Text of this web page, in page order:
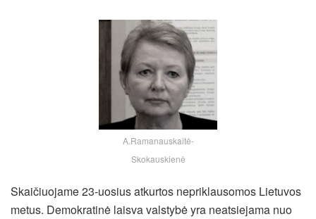
A.Ramanauskaitė-
Skokauskienė
Skaičiuojame 23-uosius atkurtos nepriklausomos Lietuvos
metus. Demokratinė laisva valstybė yra neatsiejama nuo